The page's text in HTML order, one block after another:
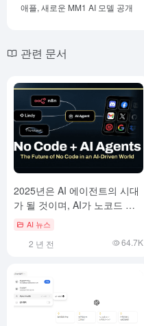
애플, 새로운 MM1 AI 모델 공개
관련 문서
2025년은 AI 에이전트의 시대
가 될 것이며, AI가 노코드 플
랫폼을 대체할까요?
AI 뉴스
2 년 전 64.7K